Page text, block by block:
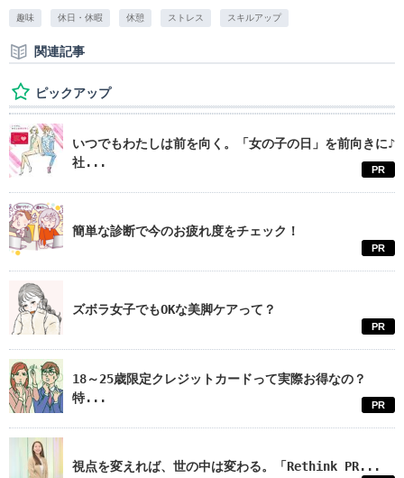
趣味 休日・休暇 休憩 ストレス スキルアップ
関連記事
ピックアップ
いつでもわたしは前を向く。「女の子の日」を前向きに♪
社...
PR
簡単な診断で今のお疲れ度をチェック！
PR
ズボラ女子でもOKな美脚ケアって？
PR
18～25歳限定クレジットカードって実際お得なの？
特...
PR
視点を変えれば、世の中は変わる。「Rethink PR...